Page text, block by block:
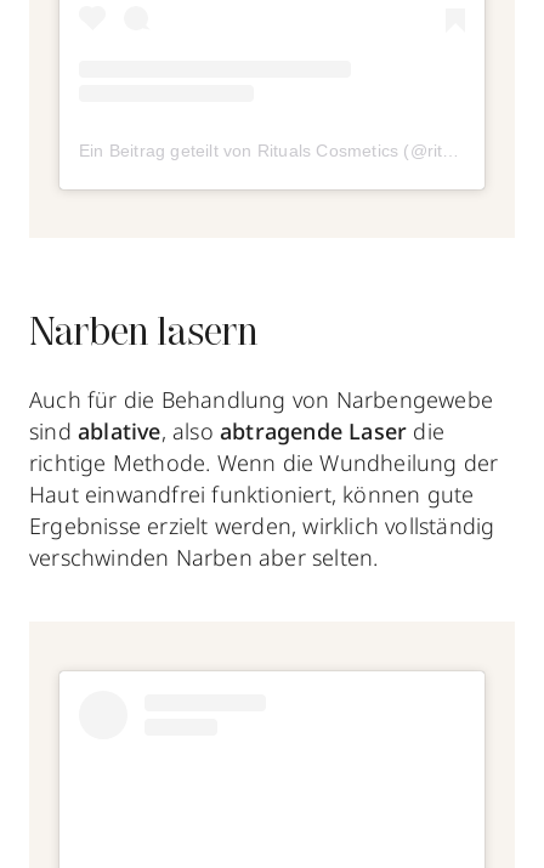
Narben lasern
Auch für die Behandlung von Narbengewebe
sind ablative, alsoabtragende Laser die
richtige Methode. Wenn die Wundheilung der
Haut einwandfrei funktioniert, können gute
Ergebnisse erzielt werden, wirklich vollständig
verschwinden Narben aber selten.